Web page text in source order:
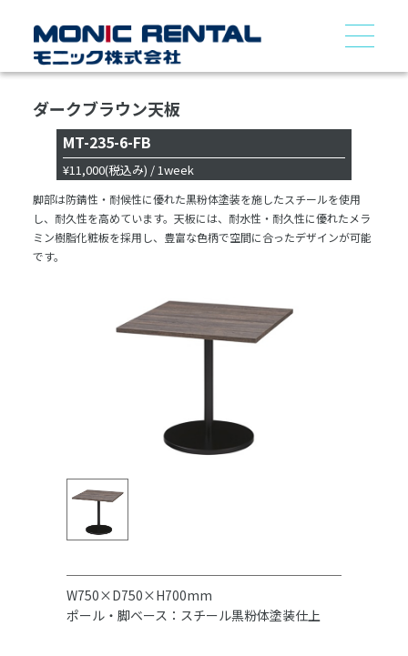
ダークブラウン天板
MT-235-6-FB
¥11,000(税込み) / 1week
脚部は防錆性・耐候性に優れた黒粉体塗装を施したスチールを使用
し、耐久性を高めています。天板には、耐水性・耐久性に優れたメラ
ミン樹脂化粧板を採用し、豊富な色柄で空間に合ったデザインが可能
です。
W750×D750×H700mm
ポール・脚ベース：スチール黒粉体塗装仕上